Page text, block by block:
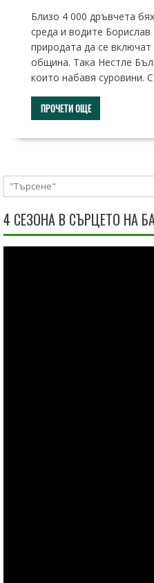
Близо 4 000 дръвчета
среда и водите
природата да се
община. Така Нестле
които набавя суровини.
ПРОЧЕТИ ОЩЕ
4 СЕЗОНА В СЪРЦЕТО НА